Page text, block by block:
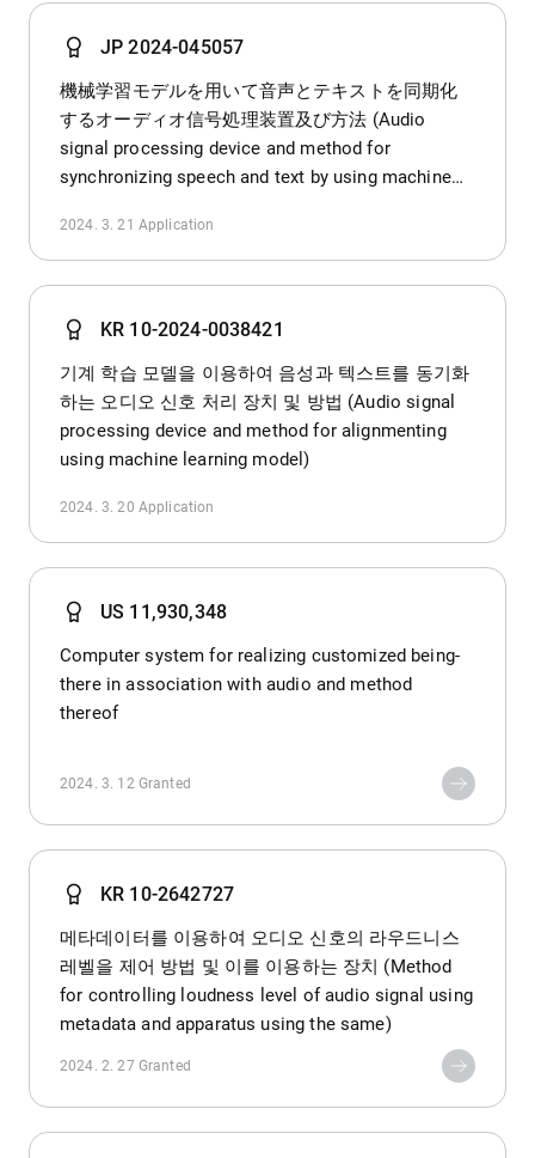
JP 2024-045057
機械学習モデルを用いて音声とテキストを同期化
するオーディオ信号処理装置及び方法 (Audio
signal processing device and method for
synchronizing speech and text by using machine
2024. 3. 21 Application
KR 10-2024-0038421
기계 학습 모델을 이용하여 음성과 텍스트를 동기화
하는 오디오 신호 처리 장치 및 방법 (Audio signal
processing device and method for alignmenting
using machine learning model)
2024. 3. 20 Application
US 11,930,348
Computer system for realizing customized being-
there in association with audio and method
thereof
2024. 3. 12 Granted
KR 10-2642727
메타데이터를 이용하여 오디오 신호의 라우드니스
레벨을 제어 방법 및 이를 이용하는 장치 (Method
for controlling loudness level of audio signal using
metadata and apparatus using the same)
2024. 2. 27 Granted